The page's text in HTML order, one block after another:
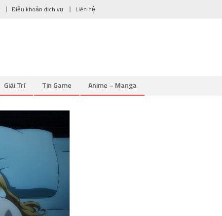
Điều khoản dịch vụ Liên hệ
Giải Trí Tin Game Anime – Manga